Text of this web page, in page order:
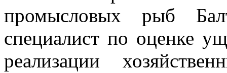
промысловых рыб
специалист по оценке
реализации